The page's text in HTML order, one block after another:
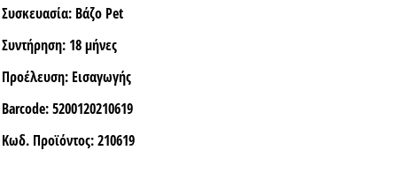
Συσκευασία: Βάζο Pet
Συντήρηση: 18 μήνες
Προέλευση: Εισαγωγής
Barcode:5200120210619
Κωδ. Προϊόντος:210619